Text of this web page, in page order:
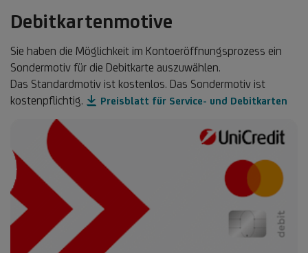
Debitkartenmotive
Sie haben die Möglichkeit im Kontoeröffnungsprozess ein
Sondermotiv für die Debitkarte auszuwählen.
Das Standardmotiv ist kostenlos. Das Sondermotiv ist
kostenpflichtig.
Preisblatt für Service- und Debitkarten